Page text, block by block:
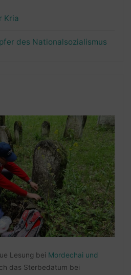
Kria
des Nationalsozialismus
Lesung bei Mordechai und
das Sterbedatum bei